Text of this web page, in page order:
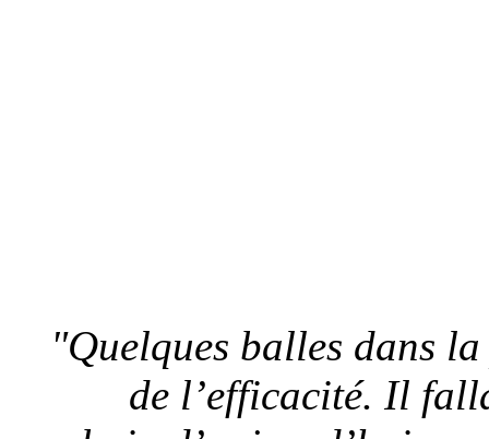
"Quelques balles dans
de l’efficacité. Il